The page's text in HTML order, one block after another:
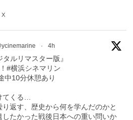
X
· 4h
タルリマスター版』
#横浜シネマリン
中10分休憩あり
てくる…
返す、歴史から何を学んだのかと
したかった戦後日本への重い問いか